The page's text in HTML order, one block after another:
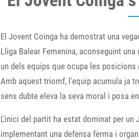
El Jovent Coinga ha demostrat una
Lliga Balear Femenina, aconseguint
un dels equips que ocupa les
Amb aquest triomf, l'equip acumula ja
sens dubte eleva la seva moral i posa
L'inici del partit ha estat dominat per
implementant una defensa ferma i